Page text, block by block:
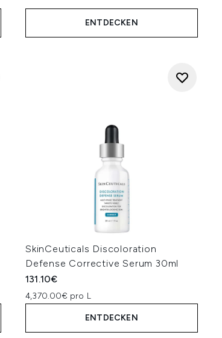
ENTDECKEN
SkinCeuticals Discoloration
Defense Corrective Serum 30ml
131.10€
4,370.00€ pro L
ENTDECKEN